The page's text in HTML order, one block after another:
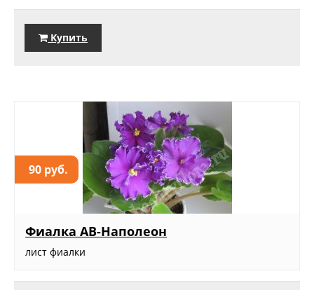
Купить
90 руб.
Фиалка АВ-Наполеон
лист фиалки